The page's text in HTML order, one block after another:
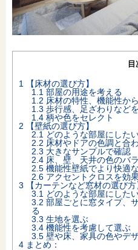
目
1
【床材の選び方】
1.1 部屋の用途を考える
1.2 床材の特性、機能性か
1.3 歩行感、足ざわりなど
1.4 柄や色をセレクト
2 【壁紙の選び方】
2.1 どのような部屋にした
2.2 床材やドアの色調と合
2.3 大きなサンプルで確認
2.4 床、壁、天井の色のバ
2.5 機能性壁紙でより快適
2.6 アクセントクロスを効
3 【カーテンなど窓材の選び方
3.1 どのような部屋にした
3.2 部屋ごとに窓タイプ、
る
3.3 生地を選ぶ
3.4 機能性を考慮して選ぶ
3.5 壁や床、家具の色やデ
4 まとめ：